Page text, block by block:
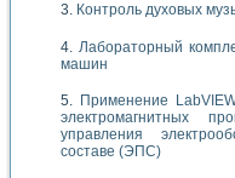
Контроль духовых
Лабораторный
машин
Применение
электромагнитных
управления
составе (ЭПС)